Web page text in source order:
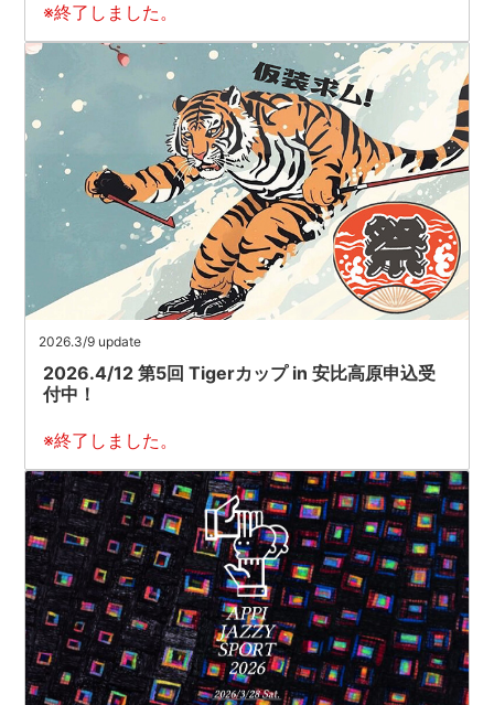
※終了しました。
2026.3/9 update
2026.4/12 第5回 Tigerカップ in 安比高原申込受
付中！
※終了しました。